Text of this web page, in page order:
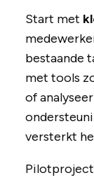
Start met
bestaande
met tools
of
versterkt